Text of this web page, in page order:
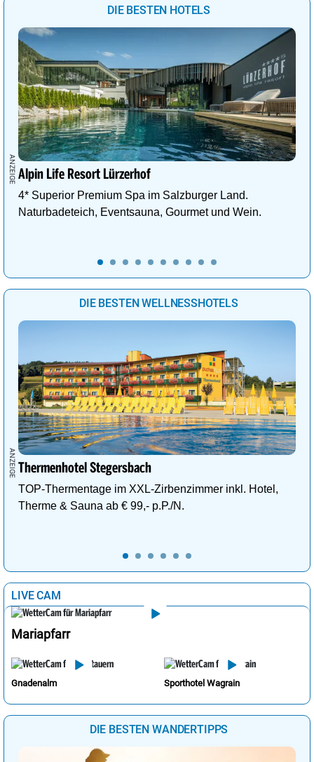
DIE BESTEN HOTELS
Alpin Life Resort Lürzerhof
4* Superior Premium Spa im Salzburger Land.
Naturbadeteich, Eventsauna, Gourmet und Wein.
DIE BESTEN WELLNESSHOTELS
Thermenhotel Stegersbach
TOP-Thermentage im XXL-Zirbenzimmer inkl. Hotel,
Therme & Sauna ab € 99,- p.P./N.
LIVE CAM
Mariapfarr
Gnadenalm Sporthotel Wagrain
DIE BESTEN WANDERTIPPS